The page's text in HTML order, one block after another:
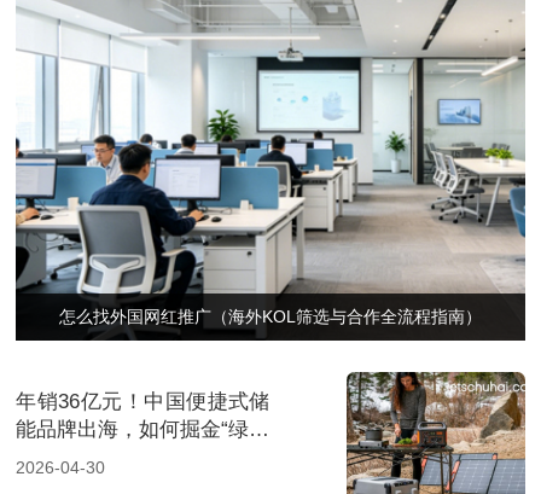
怎么找外国网红推广（海外KOL筛选与合作全流程指南）
年销36亿元！中国便捷式储
能品牌出海，如何掘金“绿色
经济”新风口
2026-04-30